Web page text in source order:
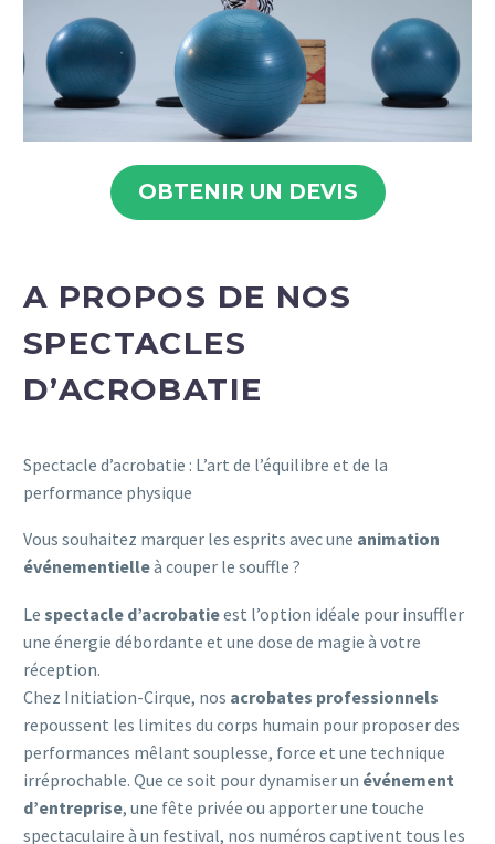
OBTENIR UN DEVIS
A PROPOS DE NOS
SPECTACLES
D’ACROBATIE
Spectacle d’acrobatie : L’art de l’équilibre et de la
performance physique
Vous souhaitez marquer les esprits avec une animation
événementielleà couper le souffle ?
Le spectacle d’acrobatieest l’option idéale pour insuffler
une énergie débordante et une dose de magie à votre
réception.
Chez Initiation-Cirque, nos acrobates professionnels
repoussent les limites du corps humain pour proposer des
performances mêlant souplesse, force et une technique
irréprochable. Que ce soit pour dynamiser un événement
d’entreprise, une fête privée ou apporter une touche
spectaculaire à un festival, nos numéros captivent tous les